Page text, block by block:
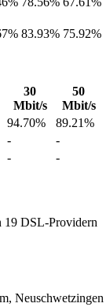
83.93% 75.92%
30
Mbit/s
50
Mbit/s
94.70%
89.21%
-
-
- -
DSL-Providern
Neuschwetzingen